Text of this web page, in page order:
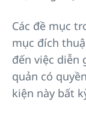
Các đề mục
mục đích
đến việc diễn
quản có
kiện này bất